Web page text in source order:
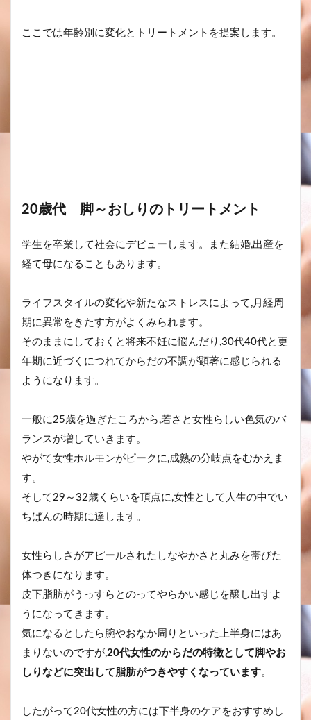
ここでは年齢別に変化とトリートメントを提案します。
20歳代 脚～おしりのトリートメント
学生を卒業して社会にデビューします。また結婚,出産を
経て母になることもあります。
ライフスタイルの変化や新たなストレスによって,月経周
期に異常をきたす方がよくみられます。
そのままにしておくと将来不妊に悩んだり,30代40代と更
年期に近づくにつれてからだの不調が顕著に感じられる
ようになります。
一般に25歳を過ぎたころから,若さと女性らしい色気のバ
ランスが増していきます。
やがて女性ホルモンがピークに,成熟の分岐点をむかえま
す。
そして29～32歳くらいを頂点に,女性として人生の中でい
ちばんの時期に達します。
女性らしさがアピールされたしなやかさと丸みを帯びた
体つきになります。
皮下脂肪がうっすらとのってやらかい感じを醸し出すよ
うになってきます。
気になるとしたら腕やおなか周りといった上半身にはあ
まりないのですが,20代女性のからだの特徴として脚やお
しりなどに突出して脂肪がつきやすくなっています。
したがって20代女性の方には下半身のケアをおすすめし